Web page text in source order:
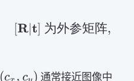
R∣ t 为外参矩阵,
(c_x,c_y)
(c , c ) 通常接近图像中